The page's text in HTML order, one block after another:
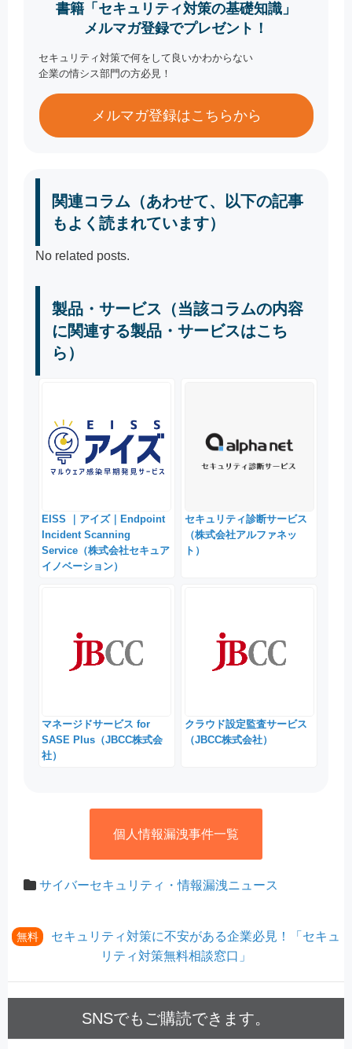
書籍「セキュリティ対策の基礎知識」
メルマガ登録でプレゼント！
セキュリティ対策で何をして良いかわからない
企業の情シス部門の方必見！
メルマガ登録はこちらから
関連コラム（あわせて、以下の記事
もよく読まれています）
No related posts.
製品・サービス（当該コラムの内容
に関連する製品・サービスはこち
ら）
EISS ｜アイズ｜Endpoint
Incident Scanning
Service（株式会社セキュア
イノベーション）
セキュリティ診断サービス
（株式会社アルファネッ
ト）
マネージドサービス for
SASE Plus（JBCC株式会
社）
クラウド設定監査サービス
（JBCC株式会社）
個人情報漏洩事件一覧
サイバーセキュリティ・情報漏洩ニュース
無料
セキュリティ対策に不安がある企業必見！「セキュ
リティ対策無料相談窓口」
SNSでもご購読できます。